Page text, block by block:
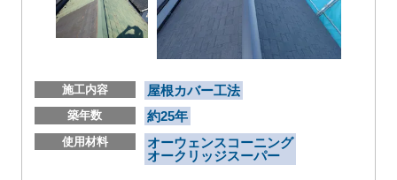
施工内容 屋根カバー工法
築年数 約25年
使用材料
オーウェンスコーニング
オークリッジスーパー